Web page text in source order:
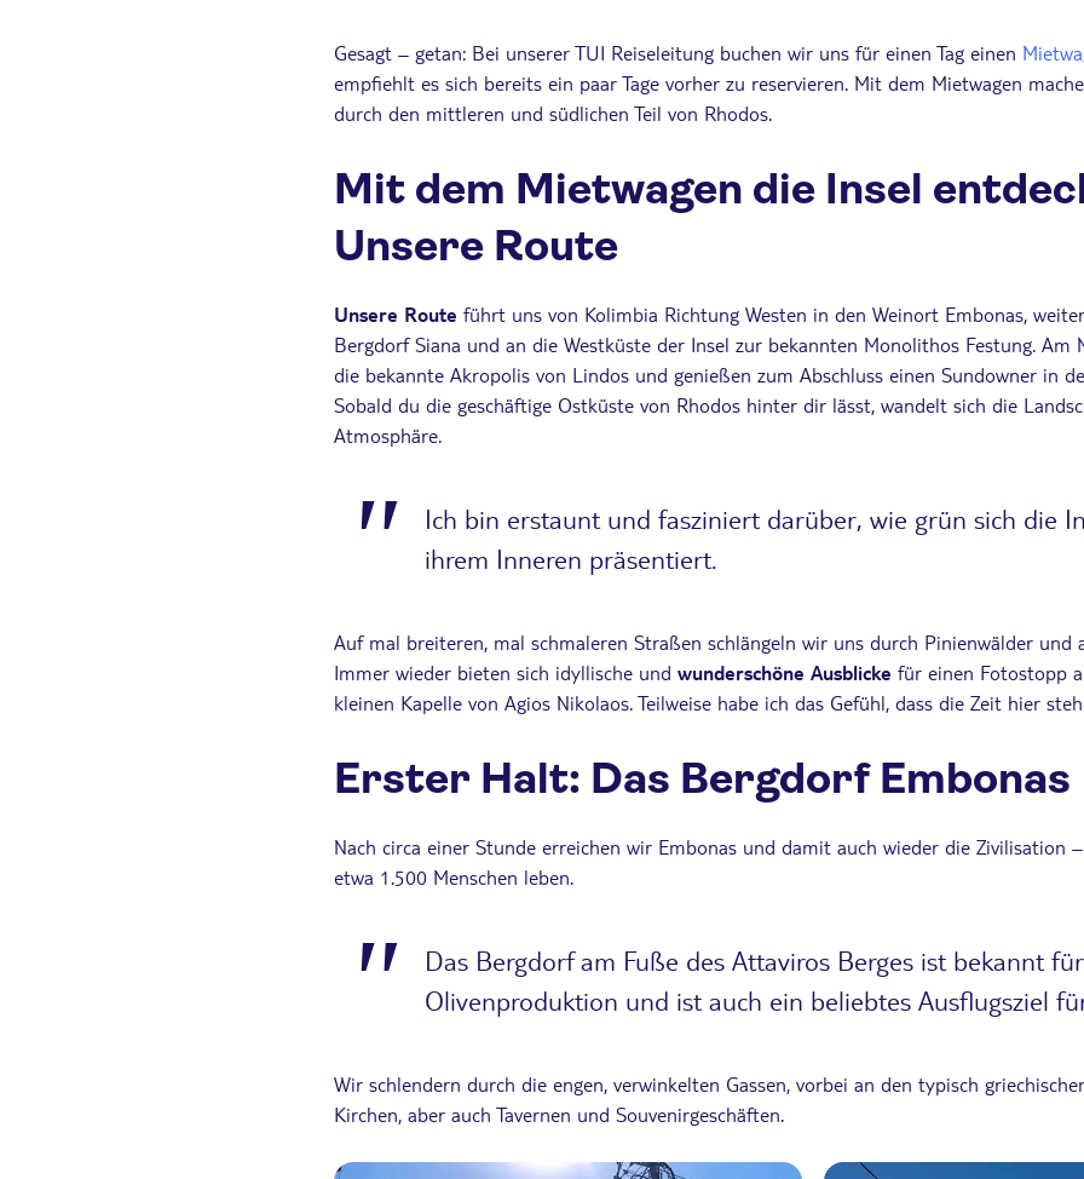
Gesagt – getan: Bei unserer TUI Reiseleitung buchen wir uns für einen Tag einen
empfiehlt es sich bereits ein paar Tage vorher zu reservieren. Mit dem Mietwagen
durch den mittleren und südlichen Teil von Rhodos.
Mit dem Mietwagen die Insel
Unsere Route
Unsere Route führt uns von Kolimbia Richtung Westen in den Weinort Embonas,
Bergdorf Siana und an die Westküste der Insel zur bekannten Monolithos Festung. Am
die bekannte Akropolis von Lindos und genießen zum Abschluss einen Sundowner in
Sobald du die geschäftige Ostküste von Rhodos hinter dir lässt, wandelt sich die
Atmosphäre.
Ich bin erstaunt und fasziniert darüber, wie grün sich die
ihrem Inneren präsentiert.
Auf mal breiteren, mal schmaleren Straßen schlängeln wir uns durch Pinienwälder und
Immer wieder bieten sich idyllische und wunderschöne Ausblicke für einen Fotostopp
kleinen Kapelle von Agios Nikolaos. Teilweise habe ich das Gefühl, dass die Zeit hier
Erster Halt: Das Bergdorf Embonas
Nach circa einer Stunde erreichen wir Embonas und damit auch wieder die Zivilisation
etwa 1.500 Menschen leben.
Das Bergdorf am Fuße des Attaviros Berges ist bekannt
Olivenproduktion und ist auch ein beliebtes Ausflugsziel
Wir schlendern durch die engen, verwinkelten Gassen, vorbei an den typisch
Kirchen, aber auch Tavernen und Souvenirgeschäften.